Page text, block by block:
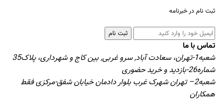
ثبت نام در خبرنامه
ثبت نام
تماس با ما
شعبه1-تهران، سعادت آباد, سرو غربی, بین کاج و شهرداری، پلاک35
شماره26-بازدید و خرید حضوری
شعبه2– تهران شهرک غرب بلوار دادمان خیابان شفق-مرکزی فقط
همکاران